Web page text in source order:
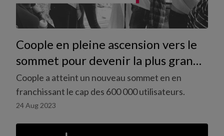
Coople en pleine ascension vers le
sommet pour devenir la plus grande
communauté de travailleurs en
Suisse franchit la barre des 600 000
utilisateurs.
Coople a atteint un nouveau sommet en en
franchissant le cap des 600 000 utilisateurs.
24 Aug 2023